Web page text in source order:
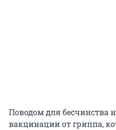
Поводом для бесчинства
вакцинации от гриппа,